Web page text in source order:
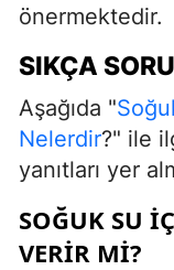
önermektedir.
SIKÇA
Aşağıda "
Nelerdir?" ile
yanıtları yer
SOĞUK SU
VERIR MI?